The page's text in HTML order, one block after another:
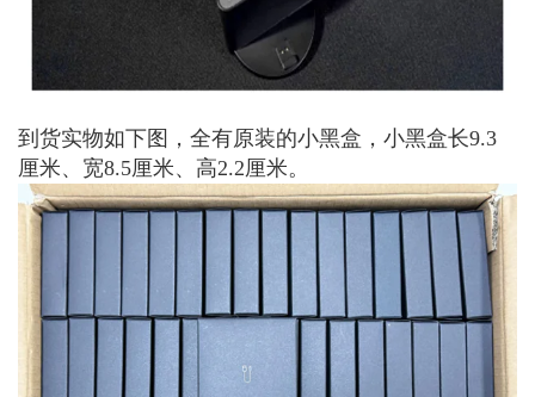
到货实物如下图，全有原装的小黑盒，小黑盒长9.3
厘米、宽8.5厘米、高2.2厘米。